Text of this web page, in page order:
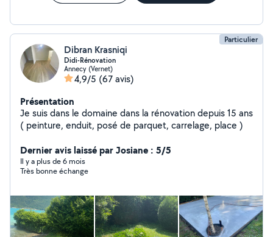
Particulier
Dibran Krasniqi
Didi-Rénovation
Annecy (Vernet)
4,9/5 (67 avis)
Présentation
Je suis dans le domaine dans la rénovation depuis 15 ans
( peinture, enduit, posé de parquet, carrelage, place )
Dernier avis laissé par Josiane : 5/5
Il y a plus de 6 mois
Très bonne échange